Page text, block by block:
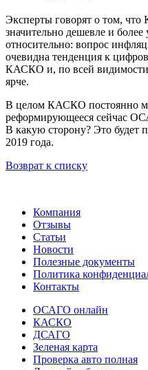
Эксперты говорят о том,
значительно дешевле и
относительно: вопрос
очевидна тенденция к
КАСКО и, по всей видимости,
ярче.
В целом КАСКО постоянно
реформирующееся сейчас
В какую сторону? Это будет
2019 года.
Возврат к списку
Компания
Отзывы
Статьи
Новости
Полезные документы
Политика
Контакты
ОСАГО онлайн
КАСКО
ДСАГО
Зеленая карта
Проверка авто полная